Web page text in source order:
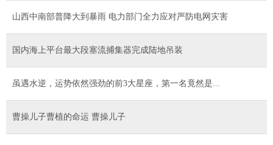
山西中南部普降大到暴雨 电力部门全力应对严防电网灾害
国内海上平台最大段塞流捕集器完成陆地吊装
虽遇水逆，运势依然强劲的前3大星座，第一名竟然是...
曹操儿子曹植的命运 曹操儿子